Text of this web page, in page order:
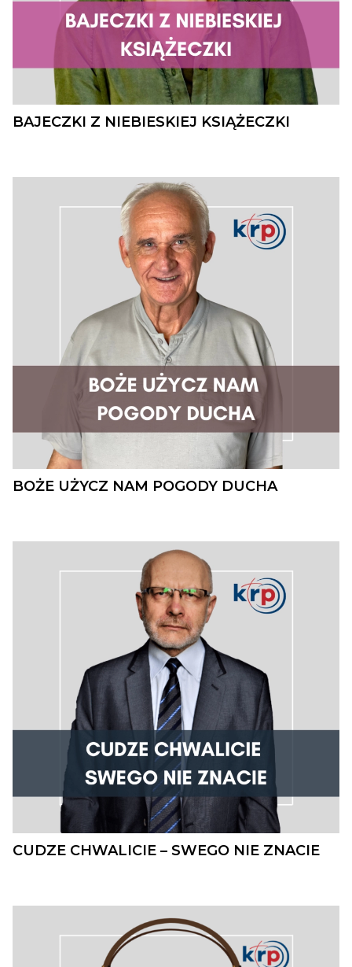
BAJECZKI Z NIEBIESKIEJ KSIĄŻECZKI
BOŻE UŻYCZ NAM POGODY DUCHA
CUDZE CHWALICIE – SWEGO NIE ZNACIE